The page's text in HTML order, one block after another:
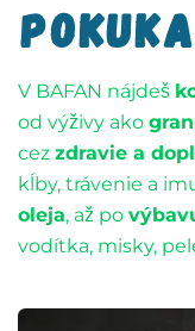
V BAFAN nájdeš
od výživy ako
cez zdravie a
kĺby, trávenie a
oleja, až po
vodítka, misky,